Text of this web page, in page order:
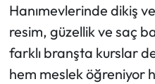
Hanımevlerinde dikiş
resim, güzellik ve saç
farklı branşta kurslar
hem meslek öğreniyor